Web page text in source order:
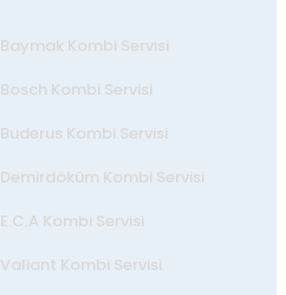
Baymak Kombi Servisi
Bosch Kombi Servisi
Buderus Kombi Servisi
Demirdöküm Kombi Servisi
E.C.A Kombi Servisi
Valiant Kombi Servisi